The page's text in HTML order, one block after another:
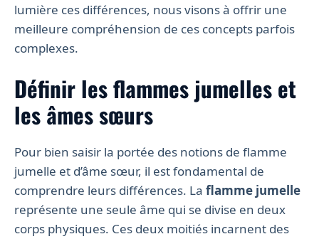
lumière ces différences, nous visons à offrir une
meilleure compréhension de ces concepts parfois
complexes.
Définir les flammes jumelles et
les âmes sœurs
Pour bien saisir la portée des notions de flamme
jumelle et d’âme sœur, il est fondamental de
comprendre leurs différences. La flamme jumelle
représente une seule âme qui se divise en deux
corps physiques. Ces deux moitiés incarnent des